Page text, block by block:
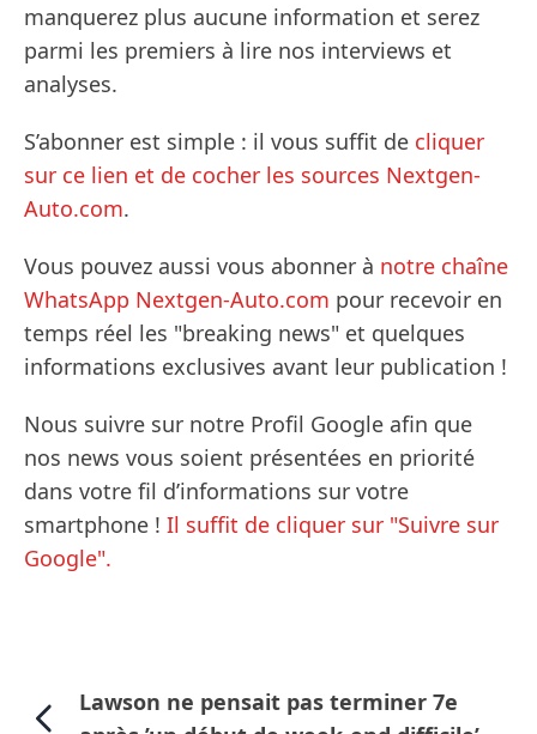
manquerez plus aucune information et serez
parmi les premiers à lire nos interviews et
analyses.
S’abonner est simple : il vous suffit de cliquer
sur ce lien et de cocher les sources Nextgen-
Auto.com.
Vous pouvez aussi vous abonner à notre chaîne
WhatsApp Nextgen-Auto.com pour recevoir en
temps réel les "breaking news" et quelques
informations exclusives avant leur publication !
Nous suivre sur notre Profil Google afin que
nos news vous soient présentées en priorité
dans votre fil d’informations sur votre
smartphone ! Il suffit de cliquer sur "Suivre sur
Google".
Lawson ne pensait pas terminer 7e